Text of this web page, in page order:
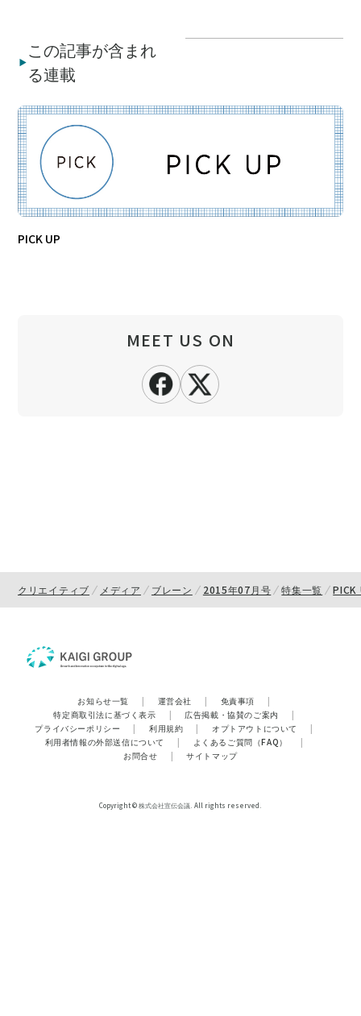
この記事が含まれ
る連載
PICK UP
MEET US ON
クリエイティブ メディア ブレーン 2015年07月号 特集一覧 PICK
お知らせ一覧 | 運営会社 | 免責事項
|
特定商取引法に基づく表示
| 広告掲載・協賛のご案内
|
プライバシーポリシー
| 利用規約 | オプトアウトについて
|
利用者情報の外部送信について
| よくあるご質問（FAQ）
|
お問合せ
| サイトマップ
Copyright © 株式会社宣伝会議. All rights reserved.